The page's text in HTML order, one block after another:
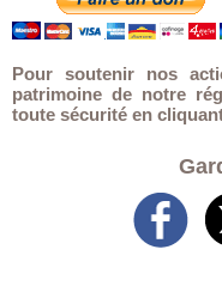
Pour soutenir nos
patrimoine de notre
toute sécurité en